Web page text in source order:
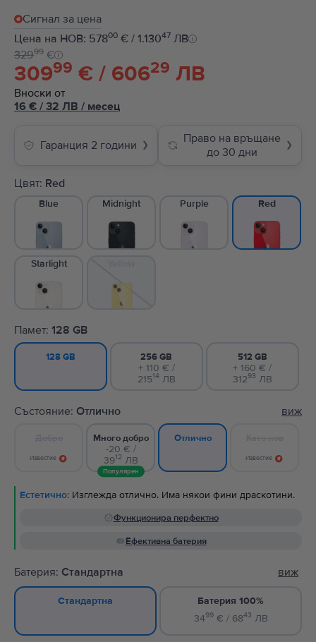
Сигнал за цена
Цена на НОВ: 57800 € / 1.13047 ЛВ
30999 € / 60629 ЛВ
32999 €
Вноски от
16 € / 32 ЛВ / месец
Гаранция 2 години ❯
Право на връщане
до 30 дни
❯
Цвят: Red
Blue Midnight Purple Red
Starlight
Памет: 128 GB
128 GB 256 GB
+ 110 € /
21514ЛВ
512 GB
+ 160 € /
31293 ЛВ
Състояние: Отлично виж
Известие
Много добро
-20 € /
3912 ЛВ
Популярен
Отлично
Известие
Естетично: Изглежда отлично. Има някои фини драскотини.
Функционира перфектно
Ефективна батерия
Батерия: Стандартна виж
Стандартна
Батерия 100%
3499€ / 6843 ЛВ